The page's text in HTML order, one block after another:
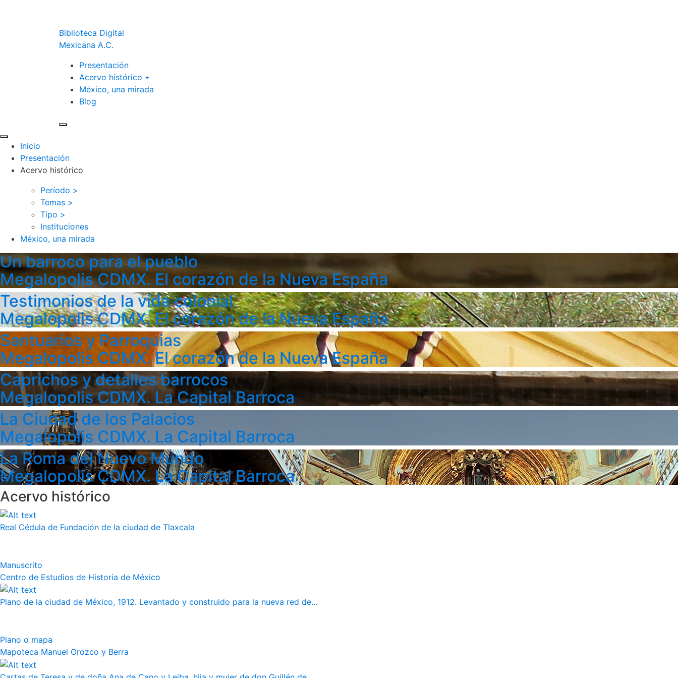
Biblioteca Digital
Mexicana A.C.
Presentación
Acervo histórico
México, una mirada
Blog
Inicio
Presentación
Acervo histórico
Período >
Temas >
Tipo >
Instituciones
México, una mirada
Un barroco para el pueblo
Megalopolis CDMX. El corazón de la Nueva España
Testimonios de la vida colonial
Megalopolis CDMX. El corazón de la Nueva España
Santuarios y Parroquias
Megalopolis CDMX. El corazón de la Nueva España
Caprichos y detalles barrocos
Megalopolis CDMX. La Capital Barroca
La Ciudad de los Palacios
Megalopolis CDMX. La Capital Barroca
La Roma del Nuevo Mundo
Megalopolis CDMX. La Capital Barroca
Acervo histórico
Real Cédula de Fundación de la ciudad de Tlaxcala
Manuscrito
Centro de Estudios de Historia de México
Plano de la ciudad de México, 1912. Levantado y construido para la nueva red de...
Plano o mapa
Mapoteca Manuel Orozco y Berra